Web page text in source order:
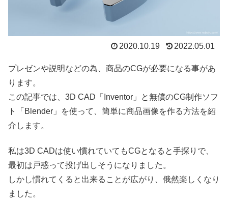
2020.10.19 2022.05.01
プレゼンや説明などの為、商品のCGが必要になる事があ
ります。
この記事では、3D CAD「Inventor」と無償のCG制作ソフ
ト「Blender」を使って、簡単に商品画像を作る方法を紹
介します。
私は3D CADは使い慣れていてもCGとなると手探りで、
最初は戸惑って投げ出しそうになりました。
しかし慣れてくると出来ることが広がり、俄然楽しくなり
ました。